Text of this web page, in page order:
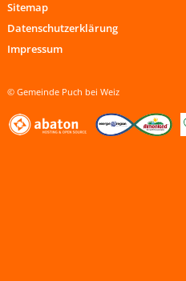
Sitemap
Datenschutzerklärung
Impressum
© Gemeinde Puch bei Weiz